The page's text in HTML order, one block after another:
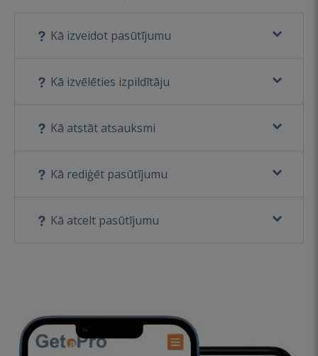
Kā izveidot pasūtījumu
Kā izvēlēties izpildītāju
Kā atstāt atsauksmi
Kā rediģēt pasūtījumu
Kā atcelt pasūtījumu